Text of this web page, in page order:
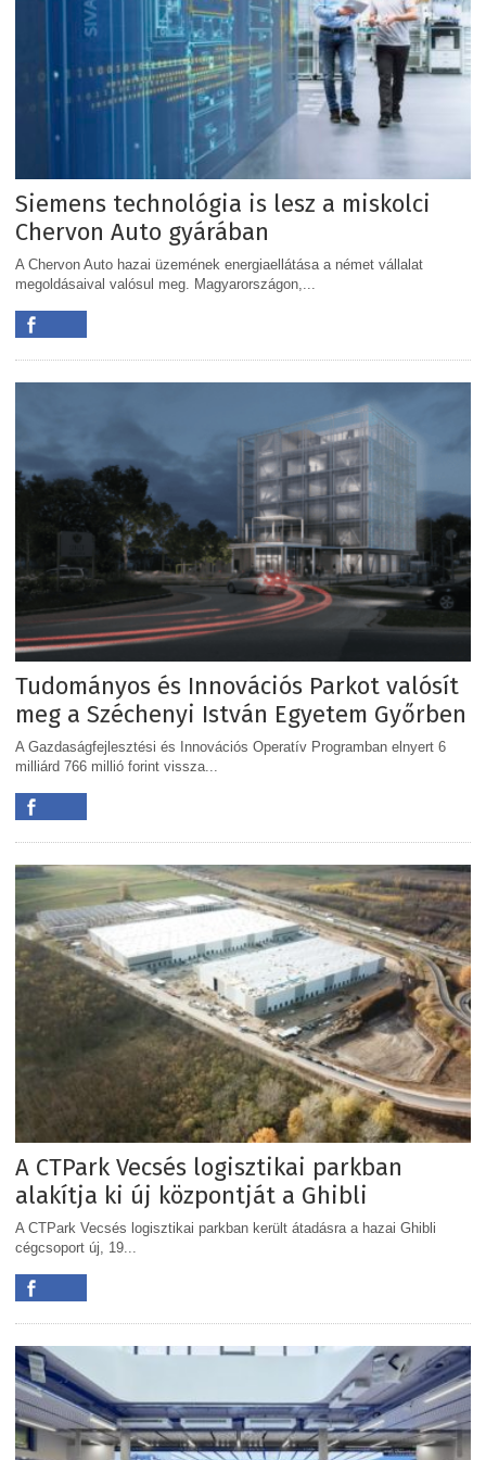
Siemens technológia is lesz a miskolci
Chervon Auto gyárában
A Chervon Auto hazai üzemének energiaellátása a német vállalat
megoldásaival valósul meg. Magyarországon,...
Tudományos és Innovációs Parkot valósít
meg a Széchenyi István Egyetem Győrben
A Gazdaságfejlesztési és Innovációs Operatív Programban elnyert 6
milliárd 766 millió forint vissza...
A CTPark Vecsés logisztikai parkban
alakítja ki új központját a Ghibli
A CTPark Vecsés logisztikai parkban került átadásra a hazai Ghibli
cégcsoport új, 19...